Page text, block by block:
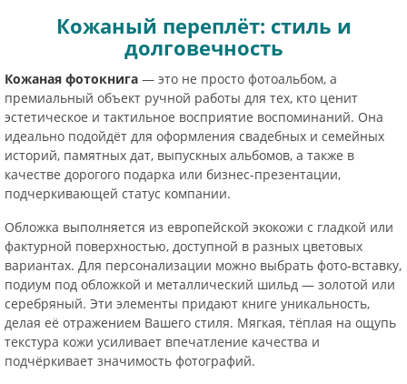
Кожаный переплёт: стиль и
долговечность
Кожаная фотокнига — это не просто фотоальбом, а
премиальный объект ручной работы для тех, кто ценит
эстетическое и тактильное восприятие воспоминаний. Она
идеально подойдёт для оформления свадебных и семейных
историй, памятных дат, выпускных альбомов, а также в
качестве дорогого подарка или бизнес-презентации,
подчеркивающей статус компании.
Обложка выполняется из европейской экокожи с гладкой или
фактурной поверхностью, доступной в разных цветовых
вариантах. Для персонализации можно выбрать фото-вставку,
подиум под обложкой и металлический шильд — золотой или
серебряный. Эти элементы придают книге уникальность,
делая её отражением Вашего стиля. Мягкая, тёплая на ощупь
текстура кожи усиливает впечатление качества и
подчёркивает значимость фотографий.